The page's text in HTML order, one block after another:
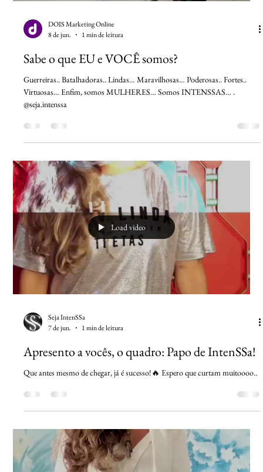
DOIS Marketing Online
8 de jun.
1 min de leitura
Sabe o que EU e VOCÊ somos?
Guerreiras.. Batalhadoras.. Lindas… Maravilhosas… Poderosas.. Fortes..
Virtuosas… Enfim, somos MULHERES… Somos INTENSSAS… .
@seja.intenssa
Load video
Seja IntenSSa
7 de jun.
1 min de leitura
Apresento a vocês, o quadro: Papo de IntenSSa!
Que antes mesmo de chegar, já é sucesso!🔥 Espero que curtam muitoooo..